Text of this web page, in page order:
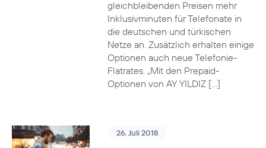
gleichbleibenden Preisen mehr
Inklusivminuten für Telefonate in
die deutschen und türkischen
Netze an. Zusätzlich erhalten einige
Optionen auch neue Telefonie-
Flatrates. „Mit den Prepaid-
Optionen von AY YILDIZ […]
26. Juli 2018